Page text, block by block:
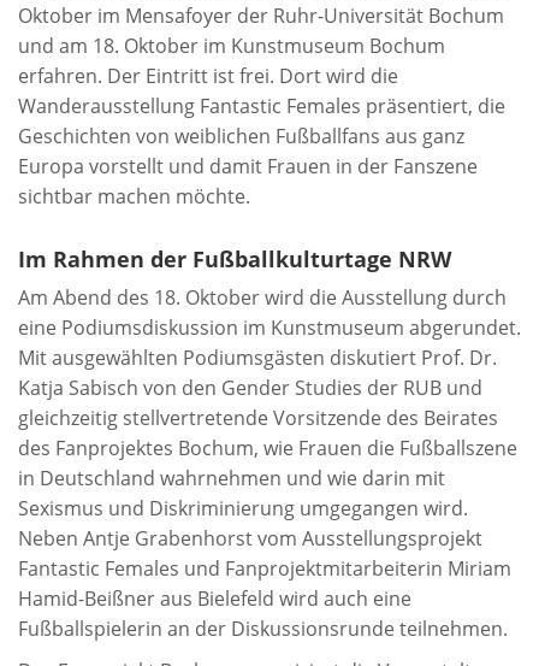
Oktober im Mensafoyer der Ruhr-Universität Bochum
und am 18. Oktober im Kunstmuseum Bochum
erfahren. Der Eintritt ist frei. Dort wird die
Wanderausstellung Fantastic Females präsentiert, die
Geschichten von weiblichen Fußballfans aus ganz
Europa vorstellt und damit Frauen in der Fanszene
sichtbar machen möchte.
Im Rahmen der Fußballkulturtage NRW
Am Abend des 18. Oktober wird die Ausstellung durch
eine Podiumsdiskussion im Kunstmuseum abgerundet.
Mit ausgewählten Podiumsgästen diskutiert Prof. Dr.
Katja Sabisch von den Gender Studies der RUB und
gleichzeitig stellvertretende Vorsitzende des Beirates
des Fanprojektes Bochum, wie Frauen die Fußballszene
in Deutschland wahrnehmen und wie darin mit
Sexismus und Diskriminierung umgegangen wird.
Neben Antje Grabenhorst vom Ausstellungsprojekt
Fantastic Females und Fanprojektmitarbeiterin Miriam
Hamid-Beißner aus Bielefeld wird auch eine
Fußballspielerin an der Diskussionsrunde teilnehmen.